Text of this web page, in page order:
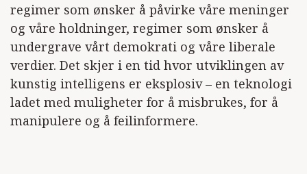
regimer som ønsker å påvirke våre meninger
og våre holdninger, regimer som ønsker å
undergrave vårt demokrati og våre liberale
verdier. Det skjer i en tid hvor utviklingen av
kunstig intelligens er eksplosiv – en teknologi
ladet med muligheter for å misbrukes, for å
manipulere og å feilinformere.